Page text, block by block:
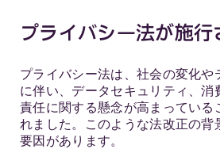
プライバシー法が施行
プライバシー法は、社会の変化や
に伴い、データセキュリティ、消
責任に関する懸念が高まっている
れました。このような法改正の背
要因があります。